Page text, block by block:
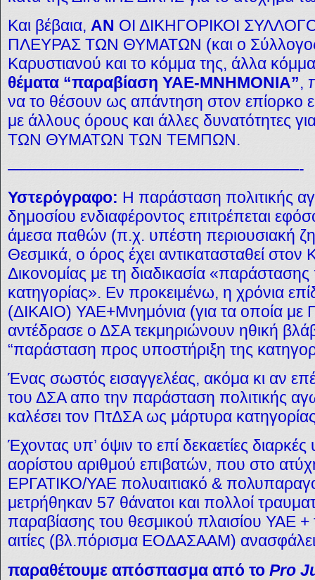
Και βέβαια, ΑΝ ΟΙ ΔΙΚΗΓΟΡΙΚΟΙ
ΠΛΕΥΡΑΣ ΤΩΝ ΘΥΜΑΤΩΝ (και ο
Καρυστιανού και το κόμμα της, άλλα
θέματα “παραβίαση ΥΑΕ-ΜΝΗΜΟΝΙΑ”,
να το θέσουν ως απάντηση στον επίορκο
με άλλους όρους και άλλες δυνατότητες
ΤΩΝ ΘΥΜΑΤΩΝ ΤΩΝ ΤΕΜΠΩΝ.
——————————————————-
Υστερόγραφο: Η παράσταση πολιτικής
δημοσίου ενδιαφέροντος επιτρέπεται
άμεσα παθών (π.χ. υπέστη περιουσιακή
Θεσμικά, ο όρος έχει αντικατασταθεί στον
Δικονομίας με τη διαδικασία
κατηγορίας». Εν προκειμένω, η χρόνια
(ΔΙΚΑΙΟ) ΥΑΕ+Μνημόνια (για τα οποία με
αντέδρασε ο ΔΣΑ τεκμηριώνουν ηθική
“παράσταση προς υποστήριξη της
Ένας σωστός εισαγγελέας, ακόμα κι αν
του ΔΣΑ απο την παράσταση πολιτικής
καλέσει τον ΠτΔΣΑ ως μάρτυρα
Έχοντας υπ’ όψιν το επί δεκαετίες
αορίστου αριθμού επιβατών, που στο
ΕΡΓΑΤΙΚΟ/ΥΑΕ πολυαιτιακό &
μετρήθηκαν 57 θάνατοι και πολλοί
παραβίασης του θεσμικού πλαισίου ΥΑΕ +
αιτίες (βλ.πόρισμα ΕΟΔΑΣΑΑΜ)
παραθέτουμε απόσπασμα από το Pro